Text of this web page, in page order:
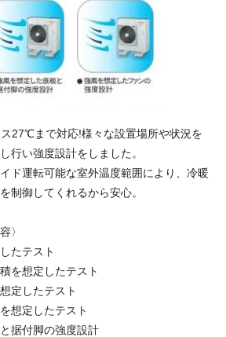
27℃まで対応!様々な設置場所や状況を
行い強度設計をしました。
ド運転可能な室外温度範囲により、冷暖
制御してくれるから安心。
〉
たテスト
を想定したテスト
定したテスト
想定したテスト
据付脚の強度設計